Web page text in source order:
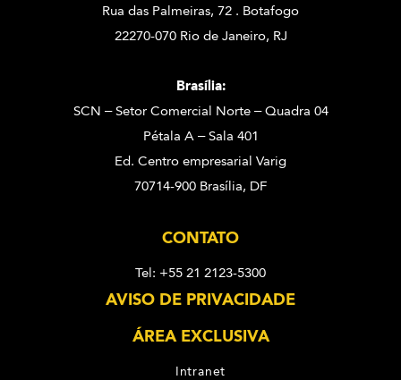
Rua das Palmeiras, 72 . Botafogo
22270-070 Rio de Janeiro, RJ
Brasília:
SCN – Setor Comercial Norte – Quadra 04
Pétala A – Sala 401
Ed. Centro empresarial Varig
70714-900 Brasília, DF
CONTATO
Tel: +55 21 2123-5300
AVISO DE PRIVACIDADE
ÁREA EXCLUSIVA
Intranet